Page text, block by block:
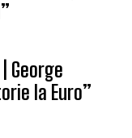
George
la Euro”